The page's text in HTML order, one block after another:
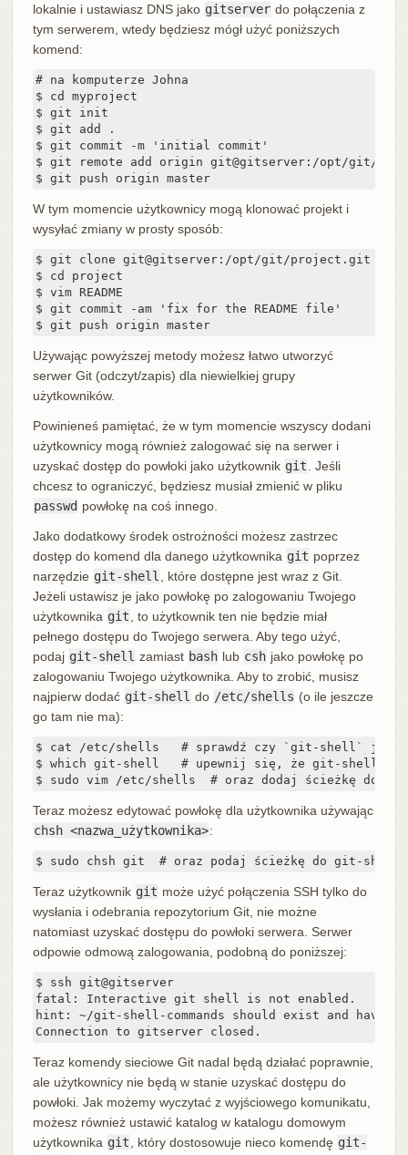
lokalnie i ustawiasz DNS jako gitserver do połączenia z
tym serwerem, wtedy będziesz mógł użyć poniższych
komend:
# na komputerze Johna
$ cd myproject
$ git init
$ git add .
$ git commit -m 'initial commit'
$ git remote add origin git@gitserver:/opt/git/
$ git push origin master
W tym momencie użytkownicy mogą klonować projekt i
wysyłać zmiany w prosty sposób:
$ git clone git@gitserver:/opt/git/project.git
$ cd project
$ vim README
$ git commit -am 'fix for the README file'
$ git push origin master
Używając powyższej metody możesz łatwo utworzyć
serwer Git (odczyt/zapis) dla niewielkiej grupy
użytkowników.
Powinieneś pamiętać, że w tym momencie wszyscy dodani
użytkownicy mogą również zalogować się na serwer i
uzyskać dostęp do powłoki jako użytkownik git
. Jeśli
chcesz to ograniczyć, będziesz musiał zmienić w pliku
passwd powłokę na coś innego.
Jako dodatkowy środek ostrożności możesz zastrzec
dostęp do komend dla danego użytkownika git poprzez
narzędzie git-shell
, które dostępne jest wraz z Git.
Jeżeli ustawisz je jako powłokę po zalogowaniu Twojego
użytkownika git
, to użytkownik ten nie będzie miał
pełnego dostępu do Twojego serwera. Aby tego użyć,
podaj git-shell zamiast bash lub csh jako powłokę po
zalogowaniu Twojego użytkownika. Aby to zrobić, musisz
najpierw dodać git-shell do /etc/shells (o ile jeszcze
go tam nie ma):
$ cat /etc/shells   # sprawdź czy `git-shell` już
$ which git-shell   # upewnij się, że git-shell jest
$ sudo vim /etc/shells  # oraz dodaj ścieżkę do
Teraz możesz edytować powłokę dla użytkownika używając
chsh <nazwa_użytkownika>:
$ sudo chsh git  # oraz podaj ścieżkę do git-
Teraz użytkownik git może użyć połączenia SSH tylko do
wysłania i odebrania repozytorium Git, nie możne
natomiast uzyskać dostępu do powłoki serwera. Serwer
odpowie odmową zalogowania, podobną do poniższej:
$ ssh git@gitserver
fatal: Interactive git shell is not enabled.
hint: ~/git-shell-commands should exist and have
Connection to gitserver closed.
Teraz komendy sieciowe Git nadal będą działać poprawnie,
ale użytkownicy nie będą w stanie uzyskać dostępu do
powłoki. Jak możemy wyczytać z wyjściowego komunikatu,
możesz również ustawić katalog w katalogu domowym
użytkownika git , który dostosowuje nieco komendę git-